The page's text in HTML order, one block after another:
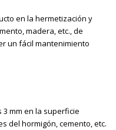
en la hermetización y
madera, etc., de
un fácil mantenimiento
mm en la superficie
del hormigón, cemento, etc.